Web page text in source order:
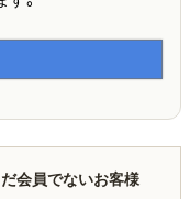
だ会員でないお客様